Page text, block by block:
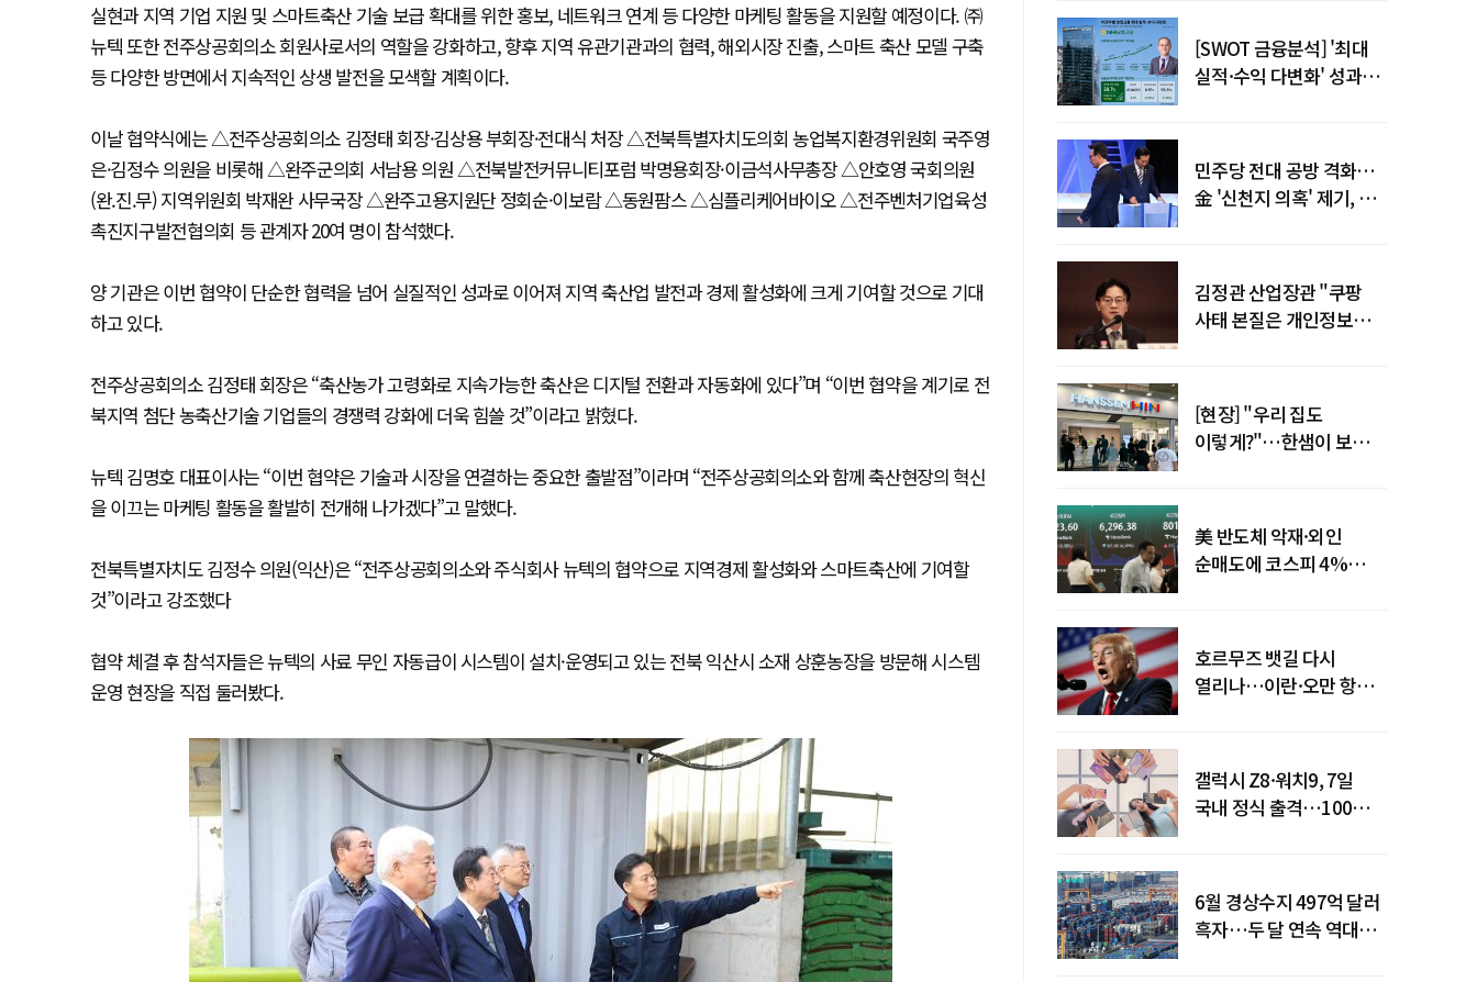
실현과 지역 기업 지원 및 스마트축산 기술 보급 확대를 위한 홍보, 네트워크 연계 등 다양한 마케팅 활동을 지원할 예정이다. ㈜
뉴텍 또한 전주상공회의소 회원사로서의 역할을 강화하고, 향후 지역 유관기관과의 협력, 해외시장 진출, 스마트 축산 모델 구축
등 다양한 방면에서 지속적인 상생 발전을 모색할 계획이다.
이날 협약식에는 △전주상공회의소 김정태 회장·김상용 부회장·전대식 처장 △전북특별자치도의회 농업복지환경위원회 국주영
은·김정수 의원을 비롯해 △완주군의회 서남용 의원 △전북발전커뮤니티포럼 박명용회장·이금석사무총장 △안호영 국회의원
(완.진.무) 지역위원회 박재완 사무국장 △완주고용지원단 정회순·이보람 △동원팜스 △심플리케어바이오 △전주벤처기업육성
촉진지구발전협의회 등 관계자 20여 명이 참석했다.
양 기관은 이번 협약이 단순한 협력을 넘어 실질적인 성과로 이어져 지역 축산업 발전과 경제 활성화에 크게 기여할 것으로 기대
하고 있다.
전주상공회의소 김정태 회장은 “축산농가 고령화로 지속가능한 축산은 디지털 전환과 자동화에 있다”며 “이번 협약을 계기로 전
북지역 첨단 농축산기술 기업들의 경쟁력 강화에 더욱 힘쓸 것”이라고 밝혔다.
뉴텍 김명호 대표이사는 “이번 협약은 기술과 시장을 연결하는 중요한 출발점”이라며 “전주상공회의소와 함께 축산현장의 혁신
을 이끄는 마케팅 활동을 활발히 전개해 나가겠다”고 말했다.
전북특별자치도 김정수 의원(익산)은 “전주상공회의소와 주식회사 뉴텍의 협약으로 지역경제 활성화와 스마트축산에 기여할
것”이라고 강조했다
협약 체결 후 참석자들은 뉴텍의 사료 무인 자동급이 시스템이 설치·운영되고 있는 전북 익산시 소재 상훈농장을 방문해 시스템
운영 현장을 직접 둘러봤다.
[SWOT 금융분석] '최대
실적·수익 다변화' 성과…
민주당 전대 공방 격화…
金 '신천지 의혹' 제기, 鄭
김정관 산업장관 "쿠팡
사태 본질은 개인정보
[현장] "우리 집도
이렇게?"…한샘이 보여준
美 반도체 악재·외인
순매도에 코스피 4%
호르무즈 뱃길 다시
열리나…이란·오만 항로
갤럭시 Z8·워치9, 7일
국내 정식 출격…100개국
6월 경상수지 497억 달러
흑자…두 달 연속 역대